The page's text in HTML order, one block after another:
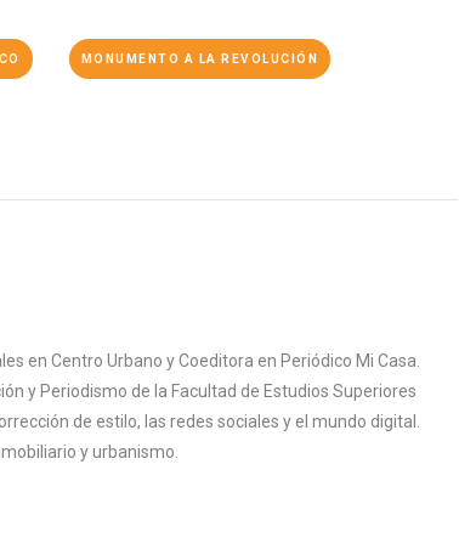
MONUMENTO A LA REVOLUCIÓN
en Centro Urbano y Coeditora en Periódico Mi Casa.
y Periodismo de la Facultad de Estudios Superiores
de estilo, las redes sociales y el mundo digital.
y urbanismo.